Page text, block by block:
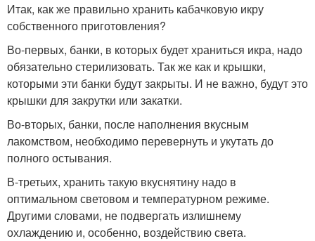
Итак, как же правильно хранить кабачковую икру
собственного приготовления?
Во-первых, банки, в которых будет храниться икра, надо
обязательно стерилизовать. Так же как и крышки,
которыми эти банки будут закрыты. И не важно, будут это
крышки для закрутки или закатки.
Во-вторых, банки, после наполнения вкусным
лакомством, необходимо перевернуть и укутать до
полного остывания.
В-третьих, хранить такую вкуснятину надо в
оптимальном световом и температурном режиме.
Другими словами, не подвергать излишнему
охлаждению и, особенно, воздействию света.